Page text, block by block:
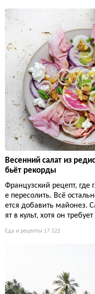
Весенний салат из
бьёт рекорды
Французский рецепт, где
е пересолить. Всё
ется добавить майонез.
ят в культ, хотя он
Еда и рецепты 17 122